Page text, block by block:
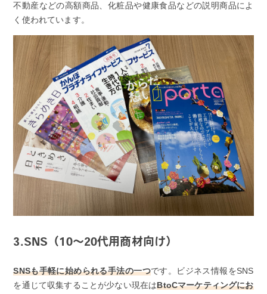
不動産などの高額商品、化粧品や健康食品などの説明商品によ
く使われています。
3.SNS（10〜20代用商材向け）
SNSも手軽に始められる手法の一つです。ビジネス情報をSNS
を通じて収集することが少ない現在はBtoCマーケティングにお